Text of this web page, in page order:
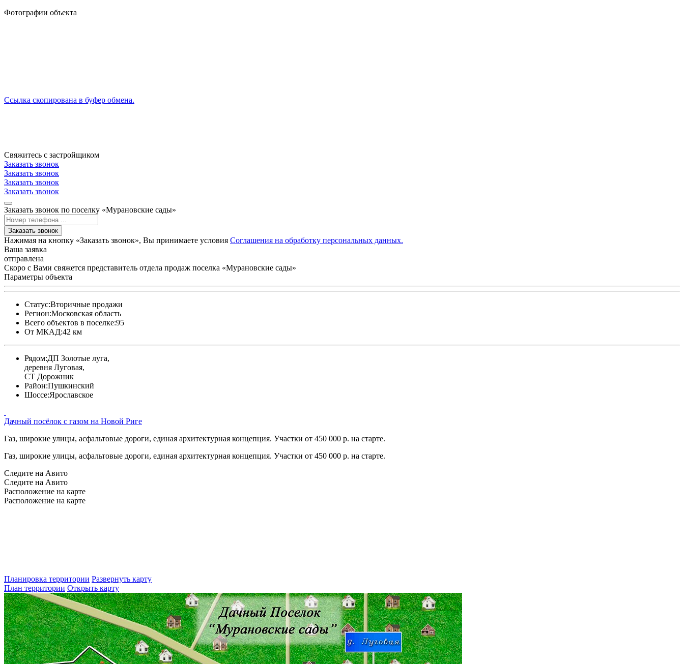
Фотографии объекта
Ссылка скопирована в буфер обмена.
Свяжитесь с застройщиком
Заказать звонок
Заказать звонок
Заказать звонок
Заказать звонок
Заказать звонок по поселку «Мурановские сады»
Заказать звонок
Нажимая на кнопку «Заказать звонок», Вы принимаете условия Соглашения на обработку персональных данных.
Ваша заявка
отправлена
Скоро с Вами свяжется представитель отдела продаж поселка «Мурановские сады»
Параметры объекта
Статус:Вторичные продажи
Регион:Московская область
Всего объектов в поселке:95
От МКАД:42 км
Рядом:ДП Золотые луга,
деревня Луговая,
СТ Дорожник
Район:Пушкинский
Шоссе:Ярославское
Дачный посёлок с газом на Новой Риге
Газ, широкие улицы, асфальтовые дороги, единая архитектурная концепция. Участки от 450 000 р. на старте.
Газ, широкие улицы, асфальтовые дороги, единая архитектурная концепция. Участки от 450 000 р. на старте.
Следите на Авито
Следите на Авито
Расположение на карте
Расположение на карте
Планировка территории Развернуть карту
План территории Открыть карту